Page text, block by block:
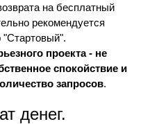
на бесплатный
рекомендуется
"Стартовый".
проекта - не
спокойствие и
запросов.
денег.